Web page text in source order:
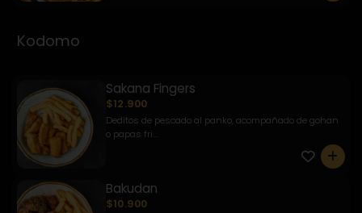
Kodomo
Sakana Fingers
$12.900
Deditos de pescado al panko, acompañado de gohan
o papas fri...
0
Bakudan
$10.900